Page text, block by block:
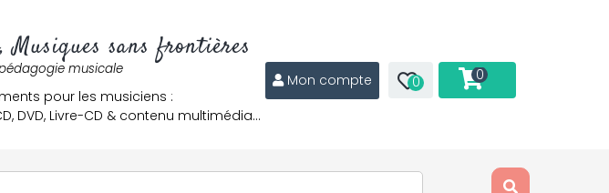
Musiques sans frontières
musicale
pour les musiciens :
DVD, Livre-CD & contenu multimédia…
Mon compte 0 0